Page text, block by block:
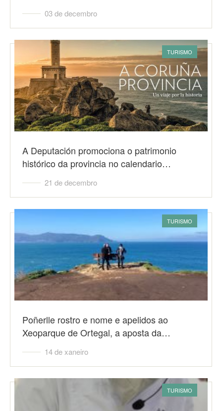
03 de decembro
TURISMO
A Deputación promociona o patrimonio
histórico da provincia no calendario…
21 de decembro
TURISMO
Poñerlle rostro e nome e apelidos ao
Xeoparque de Ortegal, a aposta da…
14 de xaneiro
TURISMO